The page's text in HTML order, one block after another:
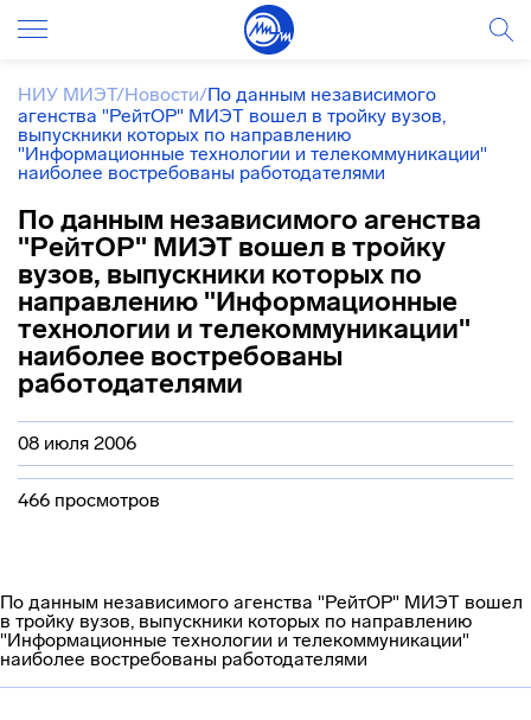
НИУ МИЭТ/Новости/По данным независимого
агенства "РейтОР" МИЭТ вошел в тройку вузов,
выпускники которых по направлению
"Информационные технологии и телекоммуникации"
наиболее востребованы работодателями
По данным независимого агенства
"РейтОР" МИЭТ вошел в тройку
вузов, выпускники которых по
направлению "Информационные
технологии и телекоммуникации"
наиболее востребованы
работодателями
08 июля 2006
466 просмотров
По данным независимого агенства "РейтОР" МИЭТ вошел
в тройку вузов, выпускники которых по направлению
"Информационные технологии и телекоммуникации"
наиболее востребованы работодателями